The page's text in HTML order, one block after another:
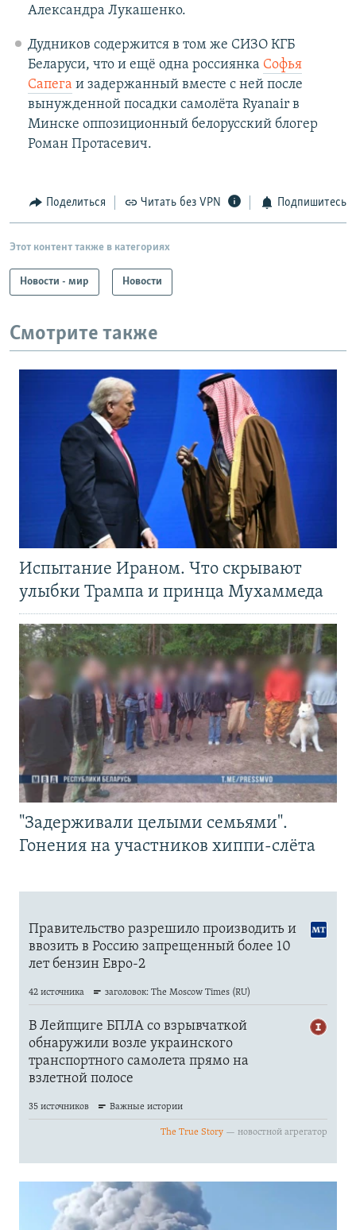
Александра Лукашенко.
Дудников содержится в том же СИЗО КГБ
Беларуси, что и ещё одна россиянка Софья
Сапега и задержанный вместе с ней после
вынужденной посадки самолёта Ryanair в
Минске оппозиционный белорусский блогер
Роман Протасевич.
Поделиться Читать без VPN Подпишитесь
Этот контент также в категориях
Новости - мир Новости
Смотрите также
Испытание Ираном. Что скрывают
улыбки Трампа и принца Мухаммеда
"Задерживали целыми семьями".
Гонения на участников хиппи-слёта